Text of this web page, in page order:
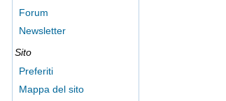
Forum
Newsletter
Sito
Preferiti
Mappa del sito